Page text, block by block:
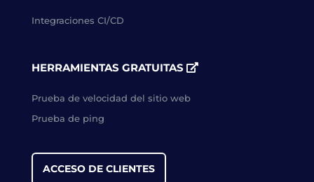
Integraciones CI/CD
HERRAMIENTAS GRATUITAS
Prueba de velocidad del sitio web
Prueba de ping
ACCESO DE CLIENTES